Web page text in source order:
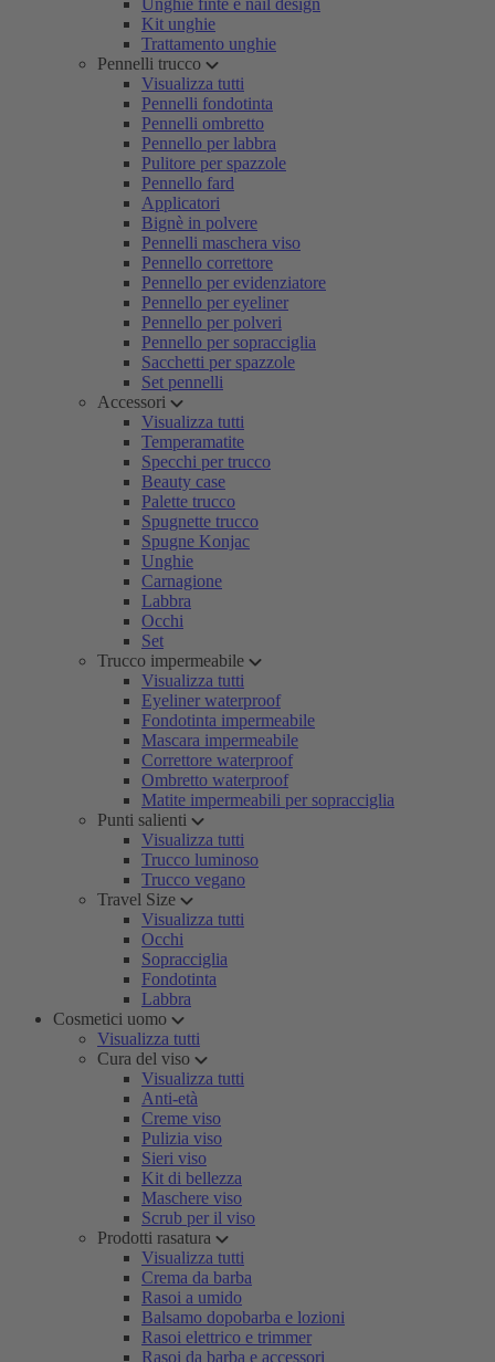
Unghie finte e nail design
Kit unghie
Trattamento unghie
Pennelli trucco
Visualizza tutti
Pennelli fondotinta
Pennelli ombretto
Pennello per labbra
Pulitore per spazzole
Pennello fard
Applicatori
Bignè in polvere
Pennelli maschera viso
Pennello correttore
Pennello per evidenziatore
Pennello per eyeliner
Pennello per polveri
Pennello per sopracciglia
Sacchetti per spazzole
Set pennelli
Accessori
Visualizza tutti
Temperamatite
Specchi per trucco
Beauty case
Palette trucco
Spugnette trucco
Spugne Konjac
Unghie
Carnagione
Labbra
Occhi
Set
Trucco impermeabile
Visualizza tutti
Eyeliner waterproof
Fondotinta impermeabile
Mascara impermeabile
Correttore waterproof
Ombretto waterproof
Matite impermeabili per sopracciglia
Punti salienti
Visualizza tutti
Trucco luminoso
Trucco vegano
Travel Size
Visualizza tutti
Occhi
Sopracciglia
Fondotinta
Labbra
Cosmetici uomo
Visualizza tutti
Cura del viso
Visualizza tutti
Anti-età
Creme viso
Pulizia viso
Sieri viso
Kit di bellezza
Maschere viso
Scrub per il viso
Prodotti rasatura
Visualizza tutti
Crema da barba
Rasoi a umido
Balsamo dopobarba e lozioni
Rasoi elettrico e trimmer
Rasoi da barba e accessori